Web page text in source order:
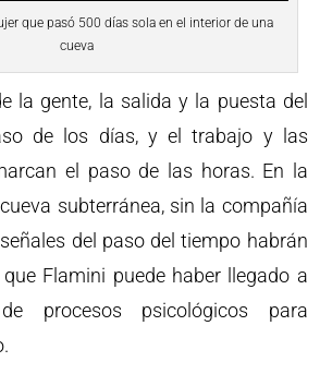
que pasó 500 días sola en el interior de una
cueva
la gente, la salida y la puesta del
de los días, y el trabajo y las
el paso de las horas. En la
subterránea, sin la compañía
del paso del tiempo habrán
Flamini puede haber llegado a
procesos psicológicos para